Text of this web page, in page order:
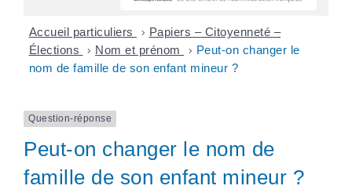
Accueil particuliers > Papiers – Citoyenneté –
Élections
> Nom et prénom > Peut-on changer le
nom de famille de son enfant mineur ?
Question-réponse
Peut-on changer le nom de
famille de son enfant mineur ?